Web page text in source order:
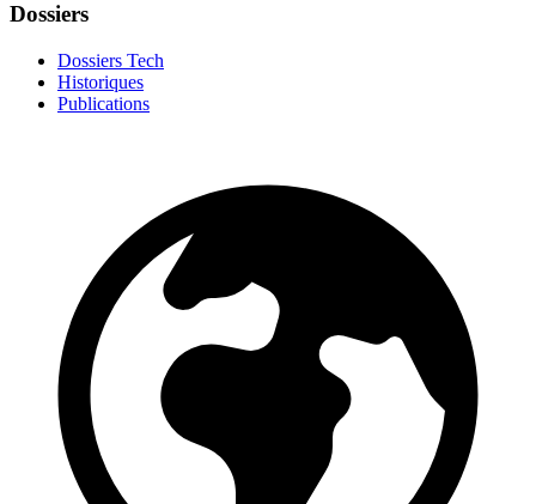
Dossiers
Dossiers Tech
Historiques
Publications